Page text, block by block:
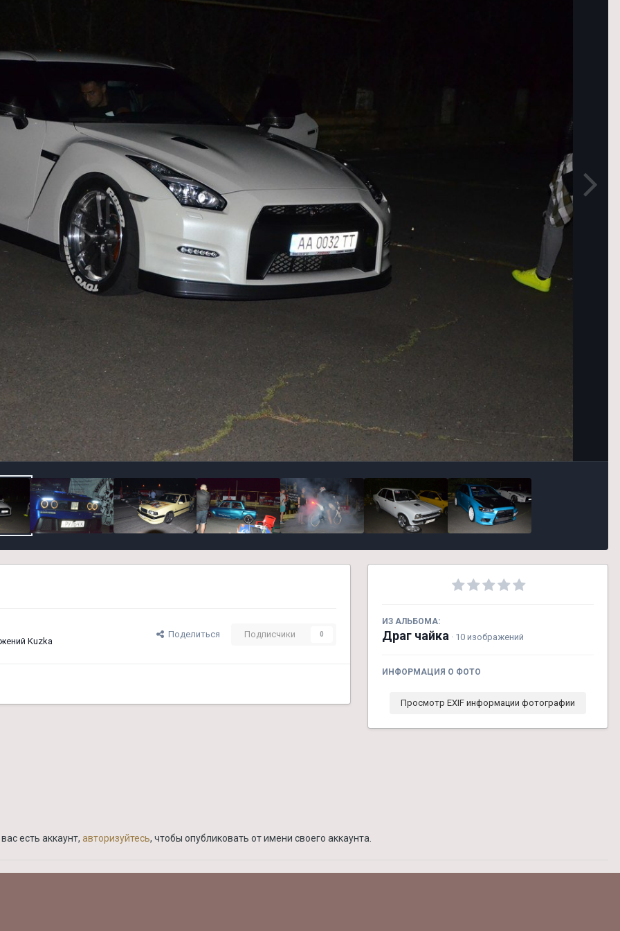
Инструменты
Kuzka
Поделиться Подписчики 0
ИЗ АЛЬБОМА:
Драг чайка · 10 изображений
ИНФОРМАЦИЯ О ФОТО
Просмотр EXIF информации фотографии
есть аккаунт, авторизуйтесь, чтобы опубликовать от имени своего аккаунта.